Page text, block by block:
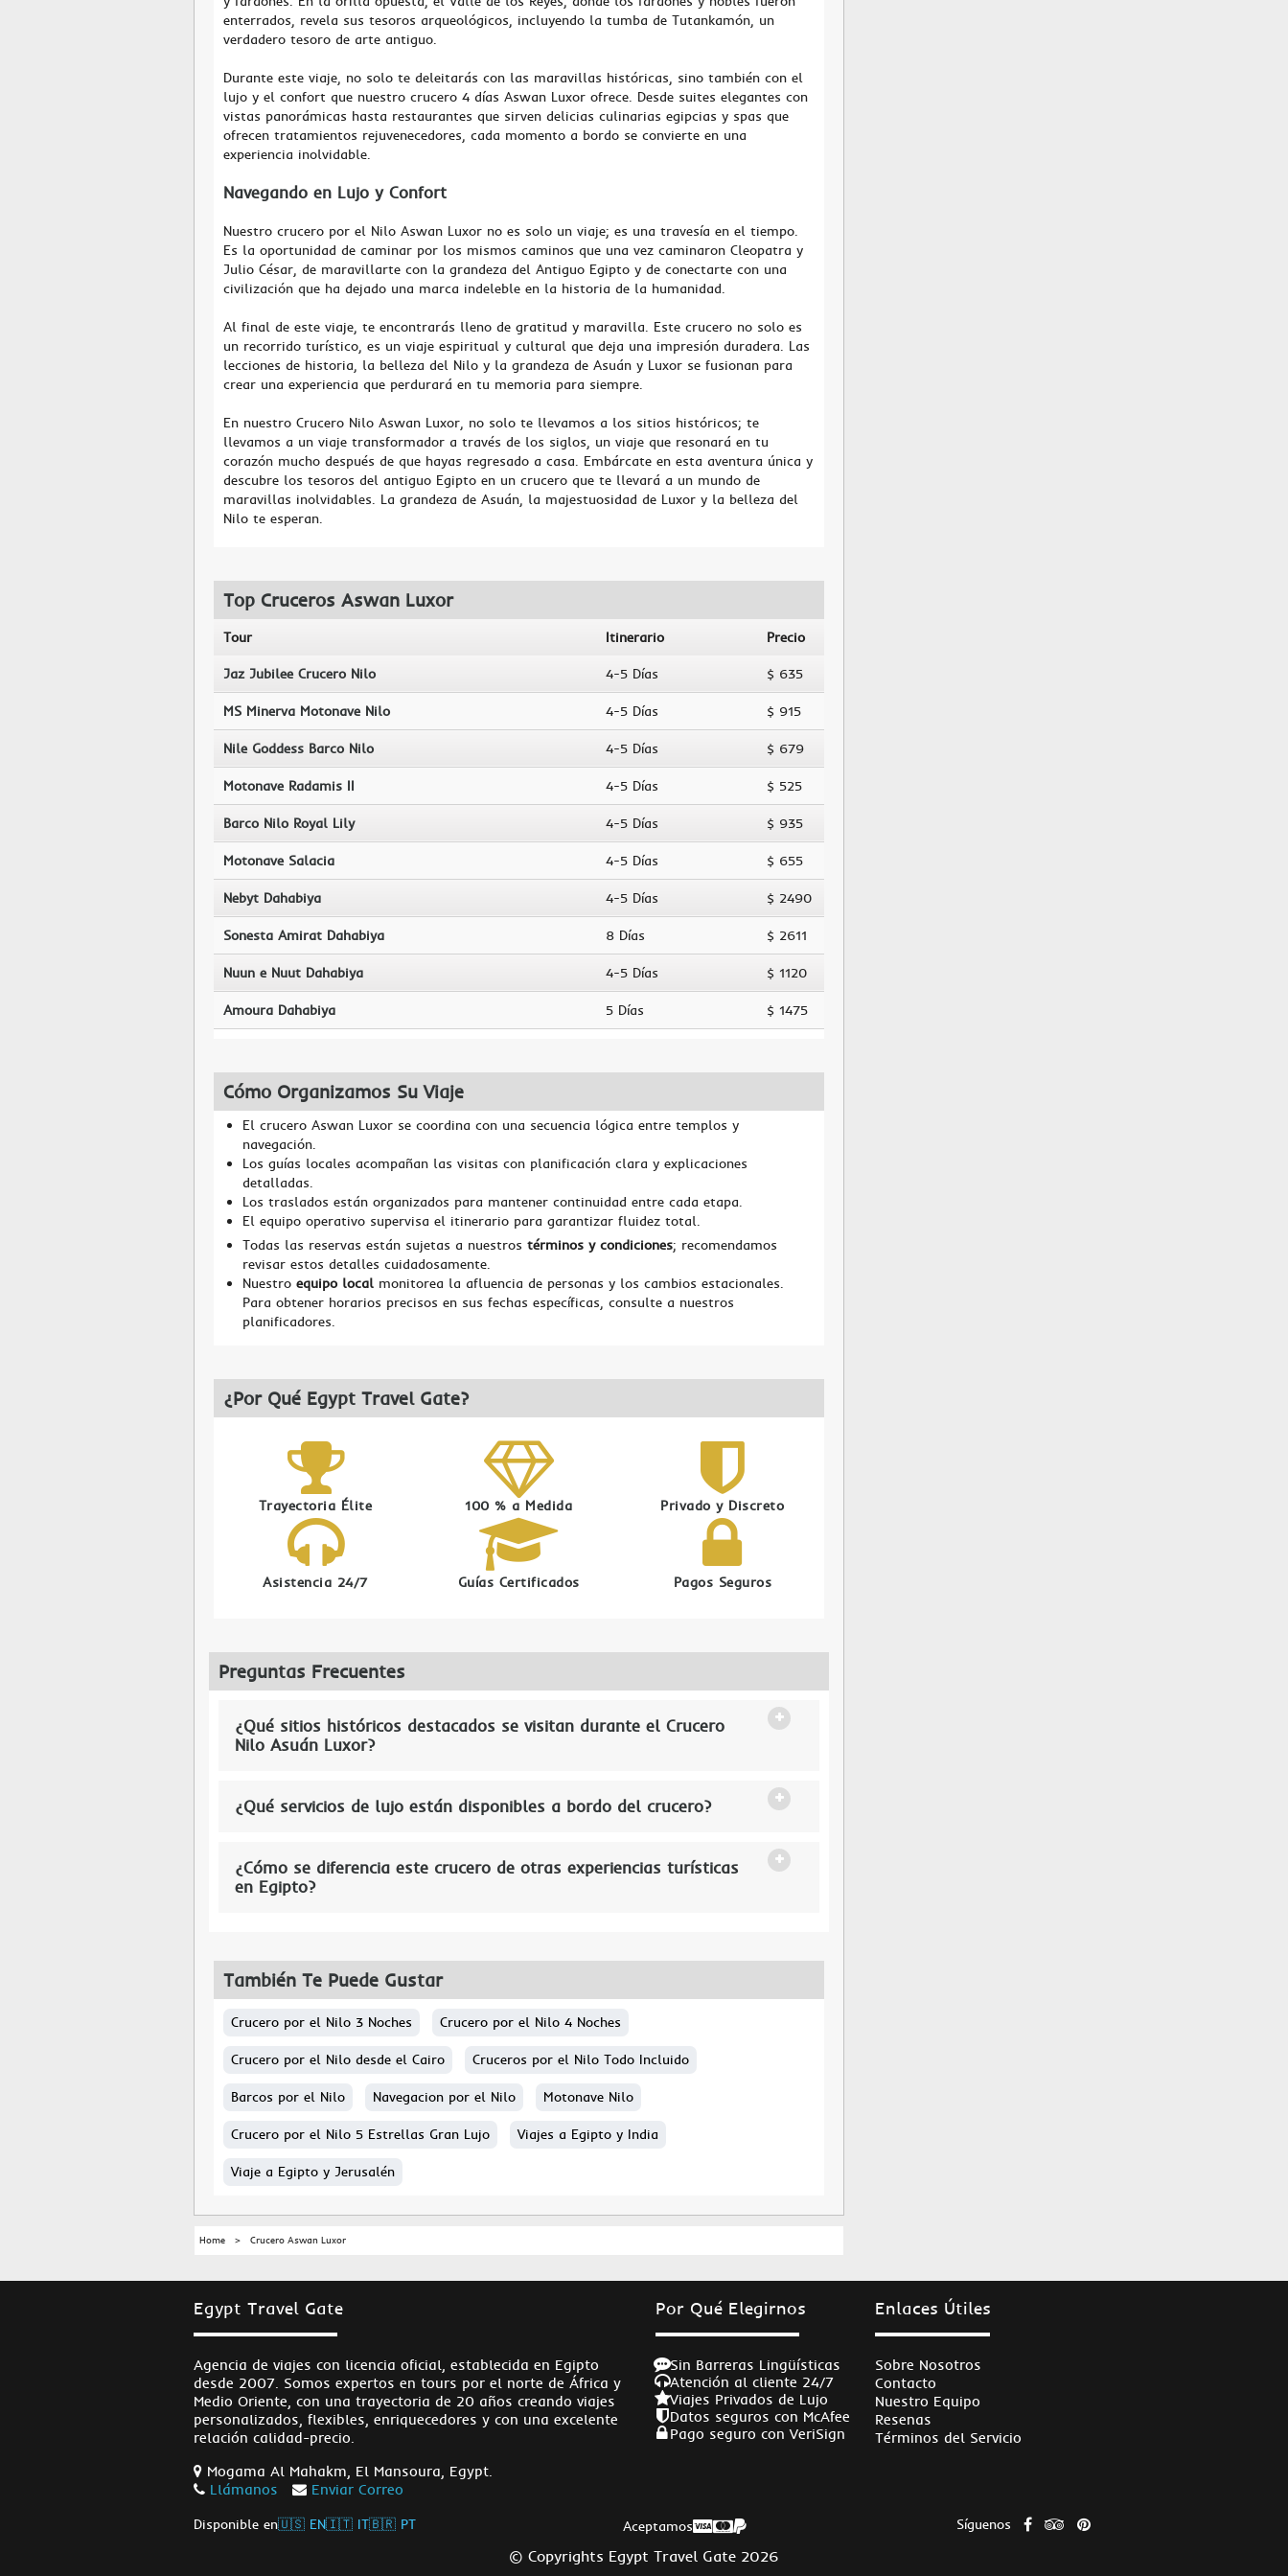
enterrados, revela sus tesoros arqueológicos, incluyendo la tumba de Tutankamón, un
verdadero tesoro de arte antiguo.
Durante este viaje, no solo te deleitarás con las maravillas históricas, sino también con el
lujo y el confort que nuestro crucero 4 días Aswan Luxor ofrece. Desde suites elegantes con
vistas panorámicas hasta restaurantes que sirven delicias culinarias egipcias y spas que
ofrecen tratamientos rejuvenecedores, cada momento a bordo se convierte en una
experiencia inolvidable.
Navegando en Lujo y Confort
Nuestro crucero por el Nilo Aswan Luxor no es solo un viaje; es una travesía en el tiempo.
Es la oportunidad de caminar por los mismos caminos que una vez caminaron Cleopatra y
Julio César, de maravillarte con la grandeza del Antiguo Egipto y de conectarte con una
civilización que ha dejado una marca indeleble en la historia de la humanidad.
Al final de este viaje, te encontrarás lleno de gratitud y maravilla. Este crucero no solo es
un recorrido turístico, es un viaje espiritual y cultural que deja una impresión duradera. Las
lecciones de historia, la belleza del Nilo y la grandeza de Asuán y Luxor se fusionan para
crear una experiencia que perdurará en tu memoria para siempre.
En nuestro Crucero Nilo Aswan Luxor, no solo te llevamos a los sitios históricos; te
llevamos a un viaje transformador a través de los siglos, un viaje que resonará en tu
corazón mucho después de que hayas regresado a casa. Embárcate en esta aventura única y
descubre los tesoros del antiguo Egipto en un crucero que te llevará a un mundo de
maravillas inolvidables. La grandeza de Asuán, la majestuosidad de Luxor y la belleza del
Nilo te esperan.
Top Cruceros Aswan Luxor
Tour Itinerario Precio
Jaz Jubilee Crucero Nilo 4-5 Días $ 635
MS Minerva Motonave Nilo 4-5 Días $ 915
Nile Goddess Barco Nilo 4-5 Días $ 679
Motonave Radamis II 4-5 Días $ 525
Barco Nilo Royal Lily 4-5 Días $ 935
Motonave Salacia 4-5 Días $ 655
Nebyt Dahabiya 4-5 Días $ 2490
Sonesta Amirat Dahabiya 8 Días $ 2611
Nuun e Nuut Dahabiya 4-5 Días $ 1120
Amoura Dahabiya 5 Días $ 1475
Cómo Organizamos Su Viaje
El crucero Aswan Luxor se coordina con una secuencia lógica entre templos y
navegación.
Los guías locales acompañan las visitas con planificación clara y explicaciones
detalladas.
Los traslados están organizados para mantener continuidad entre cada etapa.
El equipo operativo supervisa el itinerario para garantizar fluidez total.
Todas las reservas están sujetas a nuestros términos y condiciones; recomendamos
revisar estos detalles cuidadosamente.
Nuestro equipo local monitorea la afluencia de personas y los cambios estacionales.
Para obtener horarios precisos en sus fechas específicas, consulte a nuestros
planificadores.
¿Por Qué Egypt Travel Gate?
Trayectoria Élite 100 % a Medida Privado y Discreto
Asistencia 24/7 Guías Certificados Pagos Seguros
Preguntas Frecuentes
¿Qué sitios históricos destacados se visitan durante el Crucero
Nilo Asuán Luxor?
¿Qué servicios de lujo están disponibles a bordo del crucero?
¿Cómo se diferencia este crucero de otras experiencias turísticas
en Egipto?
También Te Puede Gustar
Crucero por el Nilo 3 Noches Crucero por el Nilo 4 Noches
Crucero por el Nilo desde el Cairo Cruceros por el Nilo Todo Incluido
Barcos por el Nilo Navegacion por el Nilo Motonave Nilo
Crucero por el Nilo 5 Estrellas Gran Lujo Viajes a Egipto y India
Viaje a Egipto y Jerusalén
Home Crucero Aswan Luxor
Egypt Travel Gate
Agencia de viajes con licencia oficial, establecida en Egipto
desde 2007. Somos expertos en tours por el norte de África y
Medio Oriente, con una trayectoria de 20 años creando viajes
personalizados, flexibles, enriquecedores y con una excelente
relación calidad-precio.
Mogama Al Mahakm, El Mansoura, Egypt.
Llámanos
Enviar Correo
Por Qué Elegirnos
Sin Barreras Lingüísticas
Atención al cliente 24/7
Viajes Privados de Lujo
Datos seguros con McAfee
Pago seguro con VeriSign
Enlaces Útiles
Sobre Nosotros
Contacto
Nuestro Equipo
Resenas
Términos del Servicio
Disponible en🇺🇸 EN🇮🇹 IT🇧🇷 PT Aceptamos Síguenos
© Copyrights Egypt Travel Gate 2026